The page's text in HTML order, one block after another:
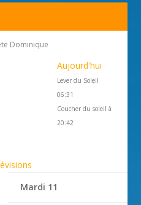
Dominique
Aujourd'hui
Lever du Soleil
06:31
Coucher du soleil à
20:42
Mardi 11